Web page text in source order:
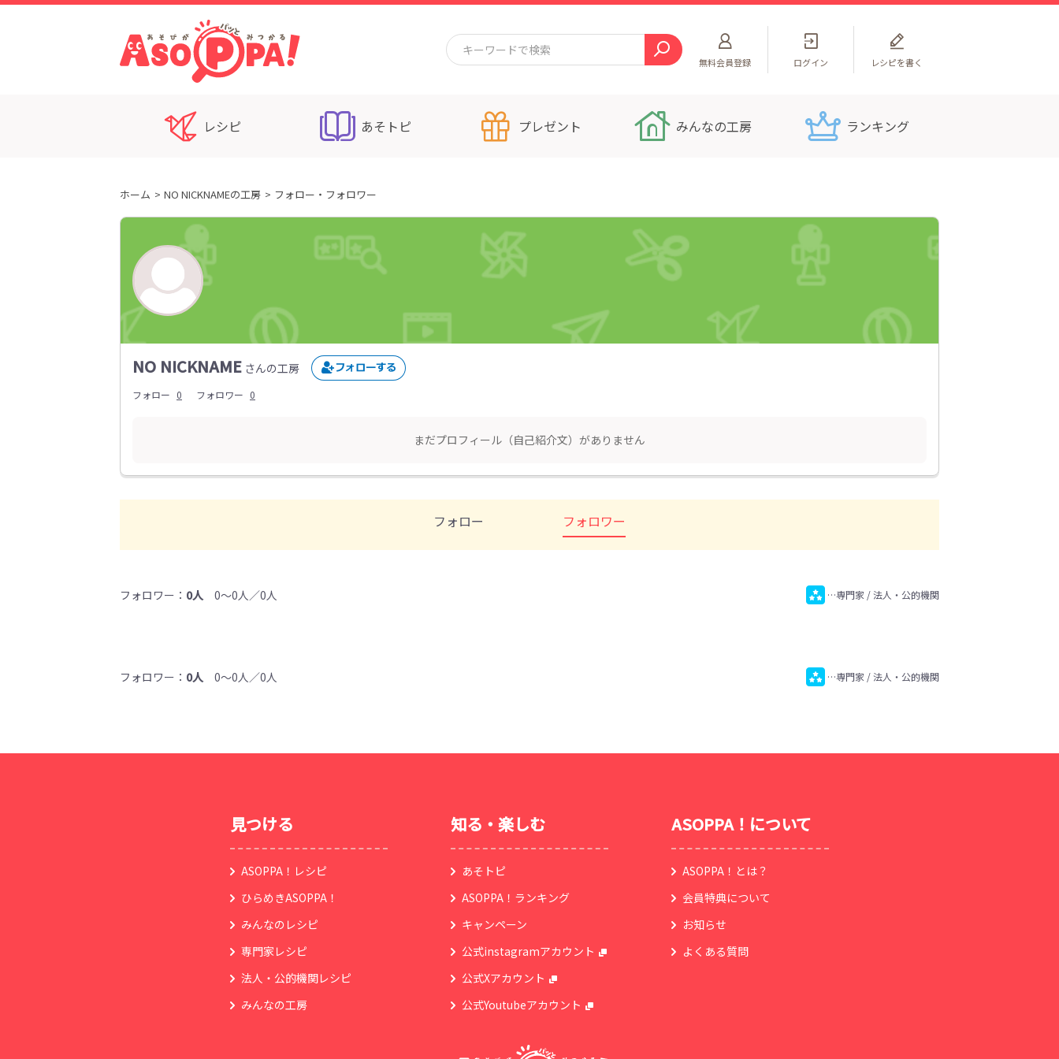
無料会員登録 ログイン レシピを書く
レシピ あそトピ プレゼント みんなの工房 ランキング
ホーム NO NICKNAMEの工房 フォロー・フォロワー
NO NICKNAME さんの工房
フォロー 0 フォロワー 0
まだプロフィール（自己紹介文）がありません
フォロー フォロワー
フォロワー： 0人0～0人／0人 …専門家 / 法人・公的機関
フォロワー： 0人0～0人／0人 …専門家 / 法人・公的機関
見つける
ASOPPA！レシピ
ひらめきASOPPA！
みんなのレシピ
専門家レシピ
法人・公的機関レシピ
みんなの工房
知る・楽しむ
あそトピ
ASOPPA！ランキング
キャンペーン
公式instagramアカウント
公式Xアカウント
公式Youtubeアカウント
ASOPPA！について
ASOPPA！とは？
会員特典について
お知らせ
よくある質問